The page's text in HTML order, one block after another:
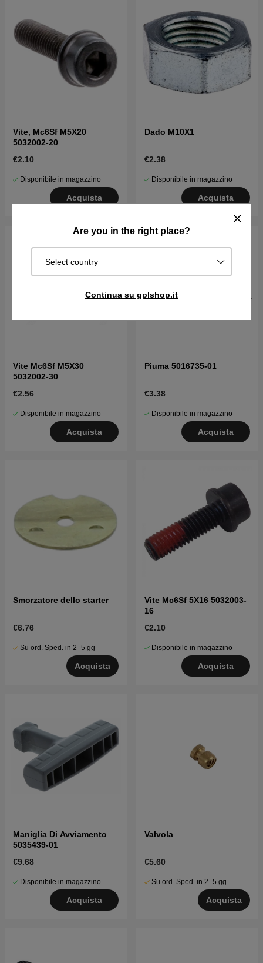
Are you in the right place?
Select country
Continua su gplshop.it
Vite, Mc6Sf M5X20
5032002-20
€2.10
Disponibile in magazzino
Acquista
Dado M10X1
€2.38
Disponibile in magazzino
Acquista
Vite Mc6Sf M5X30
5032002-30
€2.56
Disponibile in magazzino
Acquista
Piuma 5016735-01
€3.38
Disponibile in magazzino
Acquista
Smorzatore dello starter
€6.76
Su ord. Sped. in 2–5 gg
Acquista
Vite Mc6Sf 5X16 5032003-
16
€2.10
Disponibile in magazzino
Acquista
Maniglia Di Avviamento
5035439-01
€9.68
Disponibile in magazzino
Acquista
Valvola
€5.60
Su ord. Sped. in 2–5 gg
Acquista